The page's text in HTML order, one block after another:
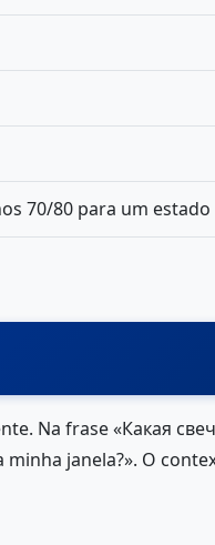
70/80 para um
Na frase «Какая
janela?». O